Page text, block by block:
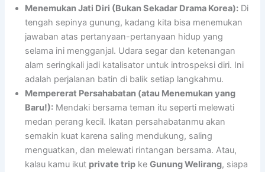
Menemukan Jati Diri (Bukan Sekadar Drama Korea): Di
tengah sepinya gunung, kadang kita bisa menemukan
jawaban atas pertanyaan-pertanyaan hidup yang
selama ini mengganjal. Udara segar dan ketenangan
alam seringkali jadi katalisator untuk introspeksi diri. Ini
adalah perjalanan batin di balik setiap langkahmu.
Mempererat Persahabatan (atau Menemukan yang
Baru!): Mendaki bersama teman itu seperti melewati
medan perang kecil. Ikatan persahabatanmu akan
semakin kuat karena saling mendukung, saling
menguatkan, dan melewati rintangan bersama. Atau,
kalau kamu ikut private trip keGunung Welirang, siapa